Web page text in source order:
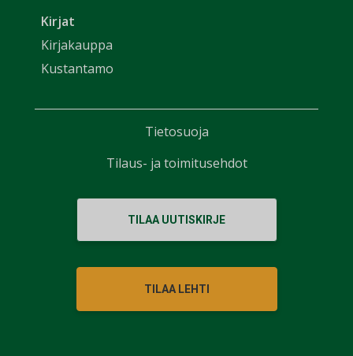
Kirjat
Kirjakauppa
Kustantamo
TILAA UUTISKIRJE
TILAA LEHTI
Tietosuoja
Tilaus- ja toimitusehdot